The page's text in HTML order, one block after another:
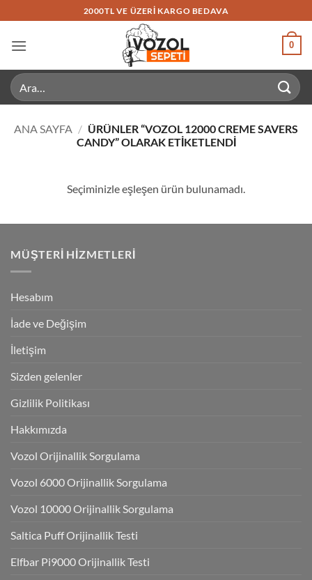
atla
2000TL VE ÜZERI KARGO BEDAVA
0
Ara:
ANA SAYFA / ÜRÜNLER “VOZOL 12000 CREME SAVERS
CANDY” OLARAK ETIKETLENDI
Seçiminizle eşleşen ürün bulunamadı.
MÜŞTERI HIZMETLERI
Hesabım
İade ve Değişim
İletişim
Sizden gelenler
Gizlilik Politikası
Hakkımızda
Vozol Orijinallik Sorgulama
Vozol 6000 Orijinallik Sorgulama
Vozol 10000 Orijinallik Sorgulama
Saltica Puff Orijinallik Testi
Elfbar Pi9000 Orijinallik Testi